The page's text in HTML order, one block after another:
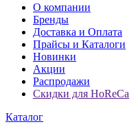
О компании
Бренды
Доставка и Оплата
Прайсы и Каталоги
Новинки
Акции
Распродажи
Скидки для HoReCa
Каталог